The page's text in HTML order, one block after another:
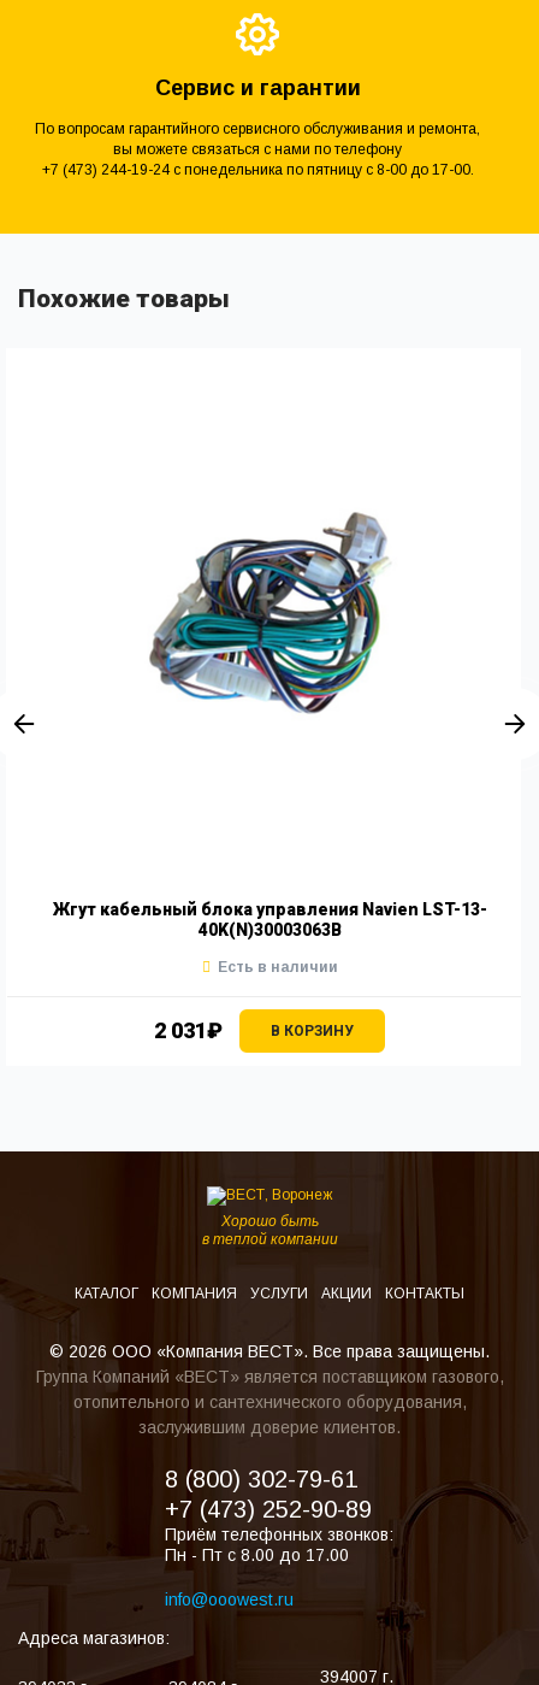
Сервис и гарантии
По вопросам гарантийного сервисного обслуживания и ремонта,
вы можете связаться с нами по телефону
+7 (473) 244-19-24 с понедельника по пятницу с 8-00 до 17-00.
Похожие товары
Жгут кабельный блока управления Navien LST-13-
40K(N)30003063B
2 031₽ В КОРЗИНУ
Есть в наличии
Хорошо быть
в теплой компании
КАТАЛОГ КОМПАНИЯ УСЛУГИ АКЦИИ КОНТАКТЫ
© 2026 ООО «Компания ВЕСТ». Все права защищены.
Группа Компаний «ВЕСТ» является поставщиком газового,
отопительного и сантехнического оборудования,
заслужившим доверие клиентов.
8 (800) 302-79-61
+7 (473) 252-90-89
Приём телефонных звонков:
Пн - Пт с 8.00 до 17.00
info@ooowest.ru
Адреса магазинов:
394007 г.